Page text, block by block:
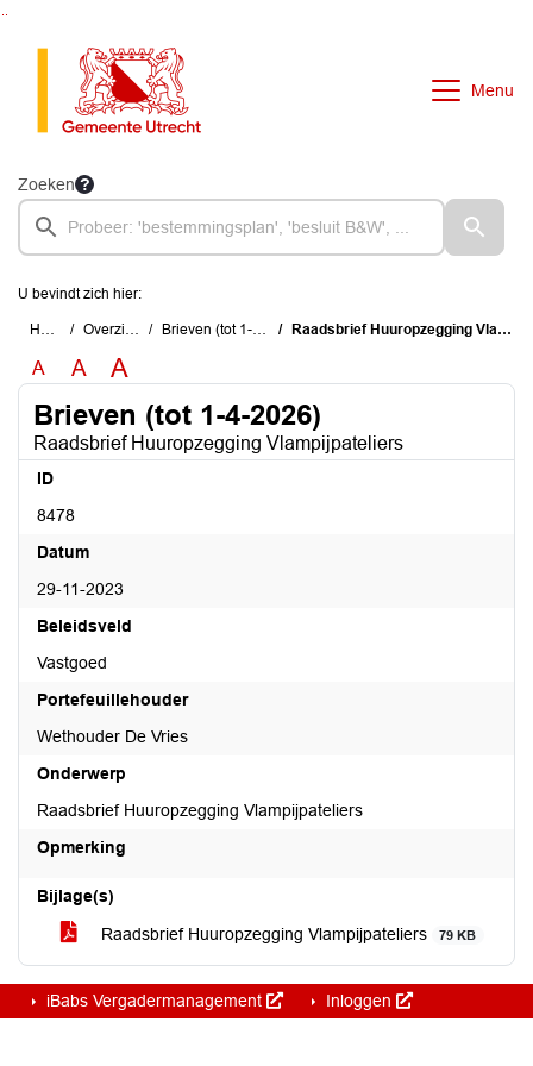
Menu
Zoeken
U bevindt zich hier:
Home Overzichten Brieven (tot 1-4-2026) Raadsbrief Huuropzegging Vlampijpateliers
A A A
Brieven (tot 1-4-2026)
Raadsbrief Huuropzegging Vlampijpateliers
ID
8478
Datum
29-11-2023
Beleidsveld
Vastgoed
Portefeuillehouder
Wethouder De Vries
Onderwerp
Raadsbrief Huuropzegging Vlampijpateliers
Opmerking
Bijlage(s)
Raadsbrief Huuropzegging Vlampijpateliers
79 KB
iBabs Vergadermanagement Inloggen